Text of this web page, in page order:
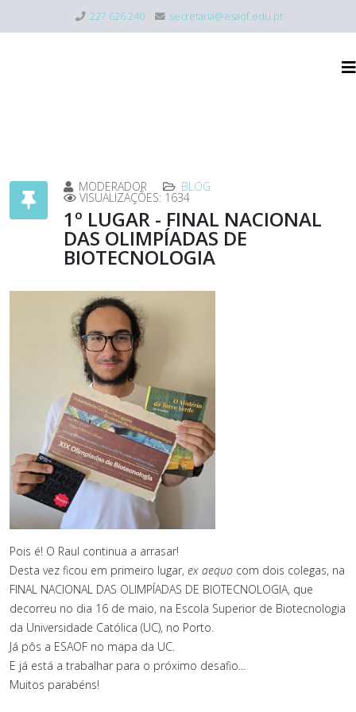
227 626 240 secretaria@esaof.edu.pt
MODERADOR BLOG
VISUALIZAÇÕES: 1634
1º LUGAR - FINAL NACIONAL
DAS OLIMPÍADAS DE
BIOTECNOLOGIA
Pois é! O Raul continua a arrasar!
Desta vez ficou em primeiro lugar, ex aequo com dois colegas, na
FINAL NACIONAL DAS OLIMPÍADAS DE BIOTECNOLOGIA, que
decorreu no dia 16 de maio, na Escola Superior de Biotecnologia
da Universidade Católica (UC), no Porto.
Já pôs a ESAOF no mapa da UC.
E já está a trabalhar para o próximo desafio...
Muitos parabéns!